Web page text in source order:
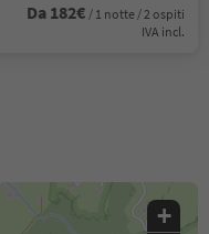
Da 182€ / 1 notte / 2 ospiti
IVA incl.
+